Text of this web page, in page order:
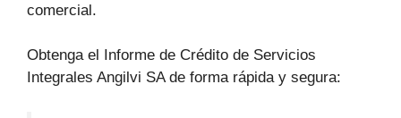
comercial.
Obtenga el Informe de Crédito de Servicios
Integrales Angilvi SA de forma rápida y segura: